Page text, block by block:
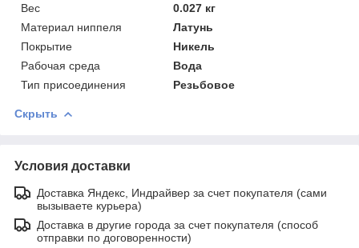
Вес
0.027 кг
Материал ниппеля
Латунь
Покрытие
Никель
Рабочая среда
Вода
Тип присоединения
Резьбовое
Скрыть
Условия доставки
Доставка Яндекс, Индрайвер за счет покупателя (сами
вызываете курьера)
Доставка в другие города за счет покупателя (способ
отправки по договоренности)